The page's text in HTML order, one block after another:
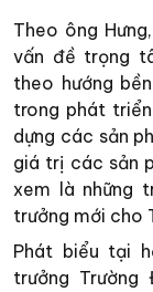
Theo ông
vấn đề trọng
theo hướng
trong phát
dựng các sản
giá trị các sản
xem là những
trưởng mới cho
Phát biểu tại
trưởng Trường